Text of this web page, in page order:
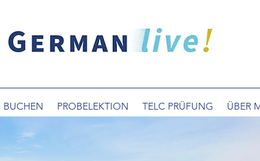
BUCHEN PROBELEKTION TELC PRÜFUNG ÜBER